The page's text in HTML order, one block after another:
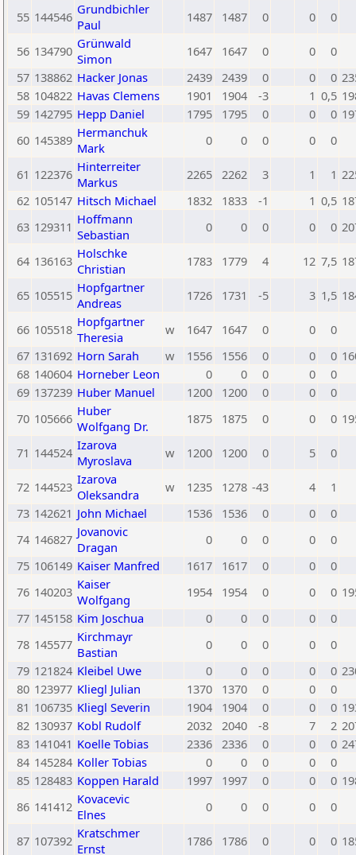
55 144546 Grundbichler
Paul
1487 1487 0 0 0
56 134790 Grünwald
Simon
1647 1647 0 0
0
57 138862 Hacker Jonas 2439 2439 0 0 0
58 104822 Havas Clemens 1901 1904 -3 1 0,5
59 142795 Hepp Daniel 1795 1795 0 0 0
60 145389 Hermanchuk
Mark
0 0 0 0 0
61 122376 Hinterreiter
Markus
2265 2262 3 1 1
62 105147 Hitsch Michael 1832 1833 -1 1 0,5
63 129311 Hoffmann
Sebastian
0 0 0 0 0
64 136163 Holschke
Christian
1783 1779 4 12 7,5
65 105515 Hopfgartner
Andreas
1726 1731 -5 3 1,5
66 105518 Hopfgartner
Theresia
w 1647 1647 0 0
0
67 131692 Horn Sarah w 1556 1556 0 0 0
68 140604 Horneber Leon 0 0 0 0
0
69 137239 Huber Manuel 1200 1200 0 0
0
70 105666 Huber
Wolfgang Dr.
1875 1875 0 0 0
71 144524 Izarova
Myroslava
w 1200 1200 0 5 0
72 144523 Izarova
Oleksandra
w 1235 1278 -43 4
1
73 142621 John Michael 1536 1536 0 0
0
74 146827 Jovanovic
Dragan
0 0 0 0
0
75 106149 Kaiser Manfred 1617 1617 0 0
0
76 140203 Kaiser
Wolfgang
1954 1954 0 0 0
77 145158 Kim Joschua 0 0 0 0
0
78 145577 Kirchmayr
Bastian
0 0 0 0
0
79 121824 Kleibel Uwe 0 0 0 0 0
80 123977 Kliegl Julian 1370 1370 0 0
0
81 106735 Kliegl Severin 1904 1904 0 0 0
82 130937 Kobl Rudolf 2032 2040 -8 7 2
83 141041 Koelle Tobias 2336 2336 0 0 0
84 145284 Koller Tobias 0 0 0 0
0
85 128483 Koppen Harald 1997 1997 0 0 0
86 141412 Kovacevic
Elnes
0 0 0 0 0
87 107392 Kratschmer
Ernst
1786 1786 0 0 0